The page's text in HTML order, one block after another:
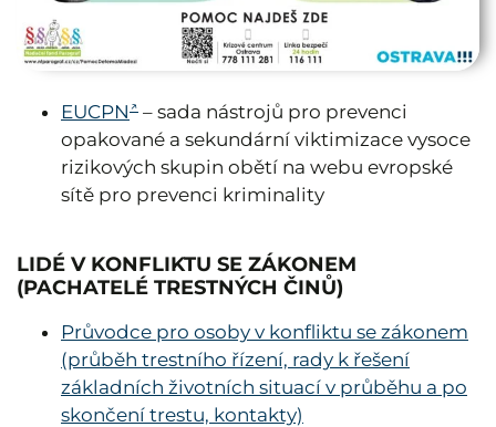
EUCPN
– sada nástrojů pro prevenci
opakované a sekundární viktimizace vysoce
rizikových skupin obětí na webu evropské
sítě pro prevenci kriminality
LIDÉ V KONFLIKTU SE ZÁKONEM
(PACHATELÉ TRESTNÝCH ČINŮ)
Průvodce pro osoby v konfliktu se zákonem
(průběh trestního řízení, rady k řešení
základních životních situací v průběhu a po
skončení trestu, kontakty)